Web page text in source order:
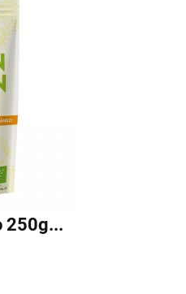
250g...